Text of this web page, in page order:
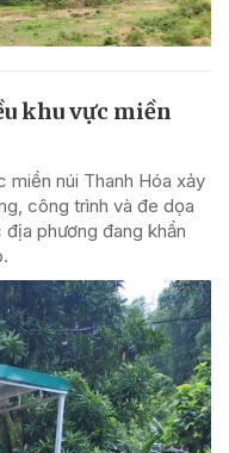
khu vực miền
miền núi Thanh Hóa xảy
công trình và đe dọa
phương đang khẩn